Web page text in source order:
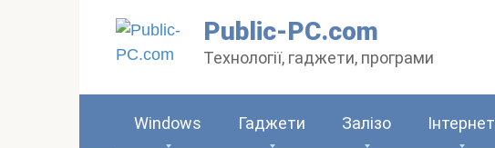
Public-PC.com
Технології, гаджети, програми
Windows Гаджети Залізо Інтернет